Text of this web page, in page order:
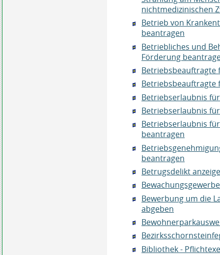
nichtmedizinischen
Betrieb von
beantragen
Betriebliches und
Förderung
Betriebsbeauftragte
Betriebsbeauftragte
Betriebserlaubnis
Betriebserlaubnis
Betriebserlaubnis
beantragen
beantragen
Betrugsdelikt
Bewerbung um die
abgeben
Bibliothek -